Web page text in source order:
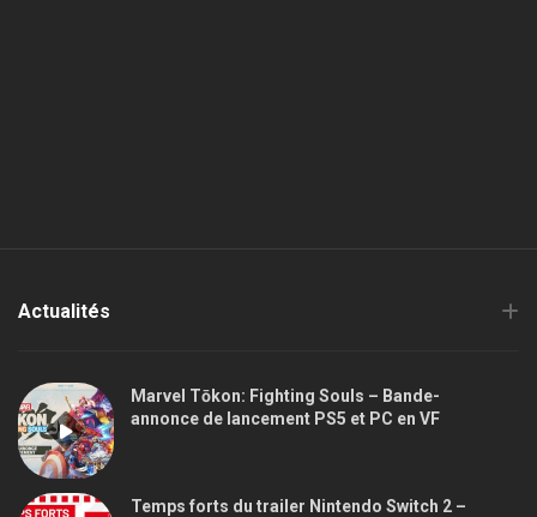
Actualités
Marvel Tōkon: Fighting Souls – Bande-
annonce de lancement PS5 et PC en VF
Temps forts du trailer Nintendo Switch 2 –